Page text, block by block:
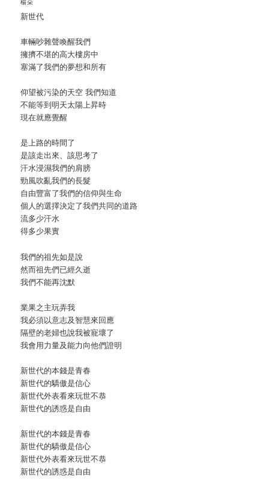
楊朵
新世代
車輛吵雜聲喚醒我們
擁擠不堪的高大樓房中
塞滿了我們的夢想和所有
仰望被污染的天空 我們知道
不能等到明天太陽上昇時
現在就應覺醒
是上路的時間了
是該走出來、該思考了
汗水浸濕我們的肩膀
勁風吹亂我們的長髮
自由豐富了我們的信仰與生命
個人的選擇決定了我們共同的道路
流多少汗水
得多少果實
我們的祖先如是說
然而祖先們已經久逝
我們不能再沈默
業果之主玩弄我
我必須以意志及智慧來回應
隔壁的老婦也說我被寵壞了
我會用力量及能力向他們證明
新世代的本錢是青春
新世代的驕傲是信心
新世代外表看來玩世不恭
新世代的誘惑是自由
新世代的本錢是青春
新世代的驕傲是信心
新世代外表看來玩世不恭
新世代的誘惑是自由